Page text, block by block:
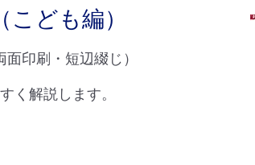
ども編）
印刷・短辺綴じ）
く解説します。